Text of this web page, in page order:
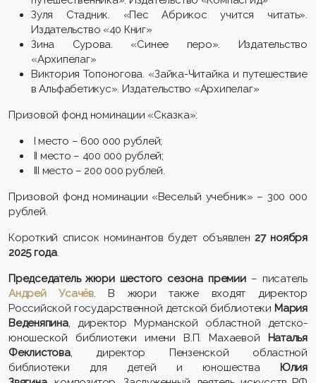
Зуля Стадник. «Пес Абрикос учится читать».
Издательство «40 Книг»
Зина Сурова. «Синее перо». Издательство
«Архипелаг»
Виктория Топоногова. «Зайка-Читайка и путешествие
в Альфабетикус». Издательство «Архипелаг»
Призовой фонд номинации «Сказка»:
I место – 600 000 рублей;
II место – 400 000 рублей;
III место – 200 000 рублей.
Призовой фонд номинации «Веселый учебник» – 300 000
рублей.
Короткий список номинантов будет объявлен 27 ноября
2025 года.
Председатель жюри шестого сезона премии– писатель
Андрей Усачёв. В жюри также входят директор
Российской государственной детской библиотеки Мария
Веденяпина, директор Мурманской областной детско-
юношеской библиотеки имени В.П. Махаевой Наталья
Феклистова, директор Пензенской областной
библиотеки для детей и юношества Юлия